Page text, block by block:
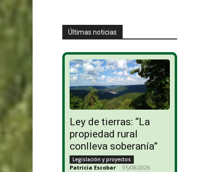
Últimas noticias
Ley de tierras: “La
propiedad rural
conlleva soberanía”
Legislación y proyectos
Patricia Escobar - 05/08/2026